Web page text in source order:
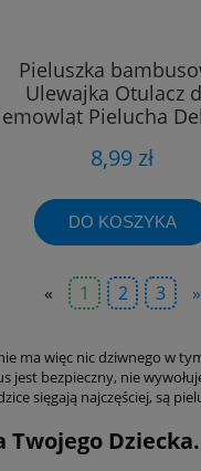
Pieluszka
Ulewajka Otulacz
Pielucha
8,99 zł
DO KOSZYKA
« 1 2 3 »
ma więc nic dziwnego w
jest bezpieczny, nie
sięgają najczęściej, są
Dziecka.